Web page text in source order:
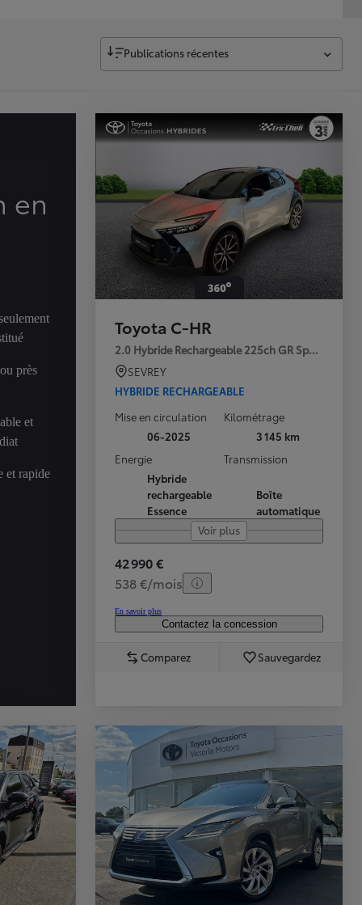
Publications récentes
en
près
et
et rapide
Toyota C-HR
2.0 Hybride Rechargeable 225ch GR Sport
SEVREY
HYBRIDE RECHARGEABLE
Mise en circulation
06-2025
Kilométrage
3 145 km
Energie
Hybride
rechargeable
Essence
Transmission
Boîte
automatique
Voir plus
42 990 €
538 €/mois
En savoir plus
Contactez la concession
Comparez Sauvegardez